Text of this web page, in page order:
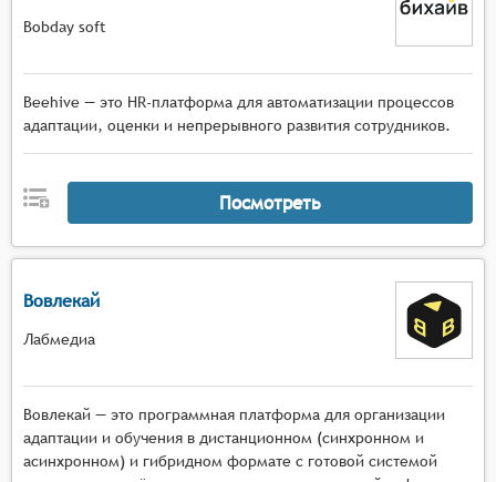
Bobday soft
Beehive — это HR-платформа для автоматизации процессов
адаптации, оценки и непрерывного развития сотрудников.
Посмотреть
Вовлекай
Лабмедиа
Вовлекай — это программная платформа для организации
адаптации и обучения в дистанционном (синхронном и
асинхронном) и гибридном формате с готовой системой